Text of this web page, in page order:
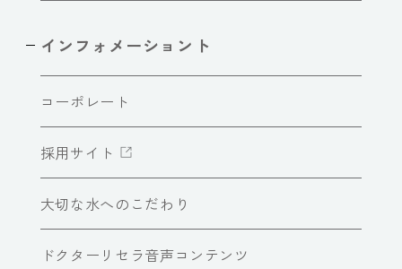
インフォメーショント
コーポレート
採用サイト
大切な水へのこだわり
ドクターリセラ音声コンテンツ